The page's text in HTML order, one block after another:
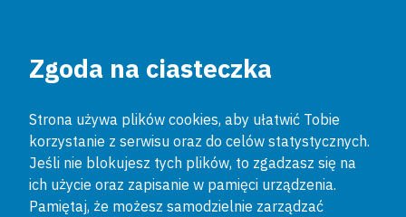
Zgoda na ciasteczka
Strona używa plików cookies, aby ułatwić Tobie
korzystanie z serwisu oraz do celów statystycznych.
Jeśli nie blokujesz tych plików, to zgadzasz się na
ich użycie oraz zapisanie w pamięci urządzenia.
Pamiętaj, że możesz samodzielnie zarządzać